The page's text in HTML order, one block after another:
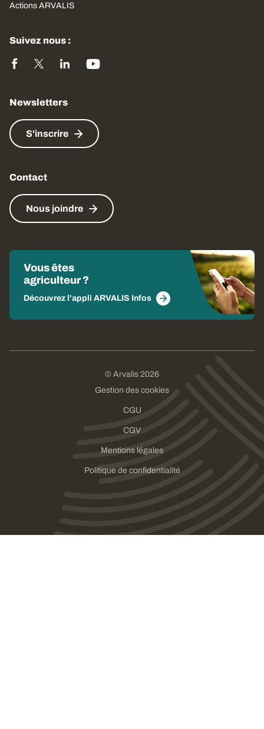
Actions ARVALIS
Suivez nous :
Newsletters
S'inscrire
Contact
Nous joindre
Vous êtes
agriculteur ?
Découvrez l'appli ARVALIS Infos
© Arvalis 2026
Gestion des cookies
CGU
CGV
Mentions légales
Politique de confidentialité